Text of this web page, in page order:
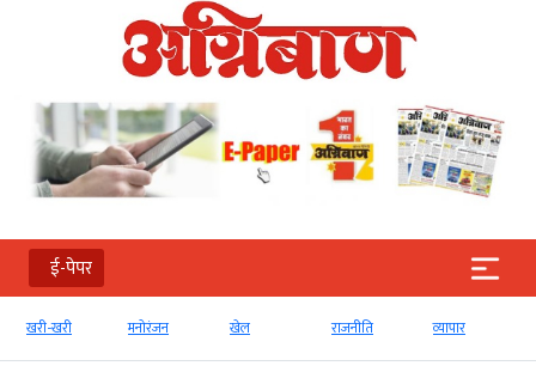
ई-पेपर
मनोरंजन खेल राजनीति व्‍यापार टेक्‍नोलॉजी